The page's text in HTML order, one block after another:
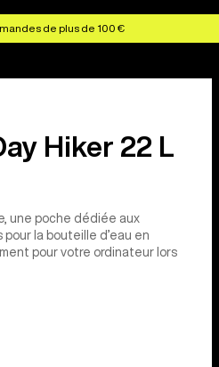
de plus de 100 €
Hiker 22 L
une poche dédiée aux
la bouteille d’eau en
pour votre ordinateur lors